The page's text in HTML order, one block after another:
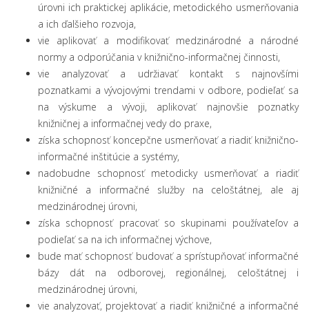
úrovni ich praktickej aplikácie, metodického usmerňovania
a ich ďalšieho rozvoja,
vie aplikovať a modifikovať medzinárodné a národné
normy a odporúčania v knižnično-informačnej činnosti,
vie analyzovať a udržiavať kontakt s najnovšími
poznatkami a vývojovými trendami v odbore, podieľať sa
na výskume a vývoji, aplikovať najnovšie poznatky
knižničnej a informačnej vedy do praxe,
získa schopnosť koncepčne usmerňovať a riadiť knižnično-
informačné inštitúcie a systémy,
nadobudne schopnosť metodicky usmerňovať a riadiť
knižničné a informačné služby na celoštátnej, ale aj
medzinárodnej úrovni,
získa schopnosť pracovať so skupinami používateľov a
podieľať sa na ich informačnej výchove,
bude mať schopnosť budovať a sprístupňovať informačné
bázy dát na odborovej, regionálnej, celoštátnej i
medzinárodnej úrovni,
vie analyzovať, projektovať a riadiť knižničné a informačné